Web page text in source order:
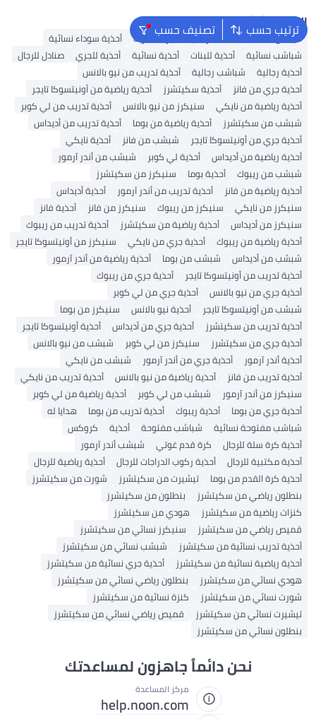
ترتيب حسب تصنيف حسب البحث الشائع
أديداس سامبا شباشب رجالية بيركنستوك
أحذية سوداء نسائية
شباشب نسائية
أحذية للبنات أحذية نسائية أحذية للجري
صنادل للرجال
أحذية رجالية
شباشب رجالية
أحذية تدريب من نيو بالانس
أحذية جري من فانز
أحذية سكيتشرز
أحذية رياضية من أونيتسوكا تايجر
أحذية رياضية من نايكي
سنيكرز من نيو بالانس
أحذية تدريب من لي كوبر
شبشب من سكيتشرز
أحذية رياضية من بوما
أحذية تدريب من أديداس
أحذية جري من أونيتسوكا تايجر
شبشب من فانز
أحذية نايكي
أحذية رياضية من أديداس
أحذية لي كوبر
شبشب من أندر آرمور
شبشب من ريبوك
أحذية بوما
سنيكرز من سكيتشرز
أحذية رياضية من فانز
أحذية تدريب من أندر آرمور
أحذية أديداس
سنيكرز من نايكي
سنيكرز من ريبوك سنيكرز من فانز
أحذية فانز
سنيكرز من أديداس
أحذية رياضية من سكيتشرز
أحذية تدريب من ريبوك
أحذية رياضية من ريبوك
أحذية جري من نايكي
سنيكرز من أونيتسوكا تايجر
شبشب من أديداس
شبشب من بوما
أحذية رياضية من أندر آرمور
أحذية تدريب من أونيتسوكا تايجر
أحذية جري من ريبوك
أحذية جري من نيو بالانس
أحذية جري من لي كوبر
شبشب من أونيتسوكا تايجر
أحذية نيو بالانس
سنيكرز من بوما
أحذية تدريب من سكيتشرز
أحذية جري من أديداس
أحذية أونيتسوكا تايجر
أحذية جري من سكيتشرز
سنيكرز من لي كوبر
شبشب من نيو بالانس
أحذية أندر آرمور
أحذية جري من أندر آرمور
شبشب من نايكي
أحذية تدريب من فانز
أحذية رياضية من نيو بالانس
أحذية تدريب من نايكي
سنيكرز من أندر آرمور
شبشب من لي كوبر
أحذية رياضية من لي كوبر
أحذية جري من بوما
أحذية ريبوك أحذية تدريب من بوما
هدايا له
شباشب مفتوحة نسائية
شباشب مفتوحة أحذية
كروكس
أحذية كرة سلة للرجال
كرة قدم غوتي
شبشب أندر آرمور
أحذية مكتبية للرجال
أحذية ركوب الدراجات للرجال
أحذية رياضية للرجال
أحذية كرة القدم من بوما
تيشيرت من سكيتشرز
شورت من سكيتشرز
بنطلون رياضي من سكيتشرز
بنطلون من سكيتشرز
كنزات رياضية من سكيتشرز
هودي من سكيتشرز
قميص رياضي من سكيتشرز
سنيكرز نسائي من سكيتشرز
أحذية تدريب نسائية من سكيتشرز
شبشب نسائي من سكيتشرز
أحذية رياضية نسائية من سكيتشرز
أحذية جري نسائية من سكيتشرز
هودي نسائي من سكيتشرز
بنطلون رياضي نسائي من سكيتشرز
شورت نسائي من سكيتشرز
كنزة نسائية من سكيتشرز
تيشيرت نسائي من سكيتشرز
قميص رياضي نسائي من سكيتشرز
بنطلون نسائي من سكيتشرز
نحن دائماً جاهزون لمساعدتك
مركز المساعدة
help.noon.com